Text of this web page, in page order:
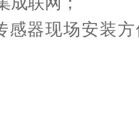
器现场安装方